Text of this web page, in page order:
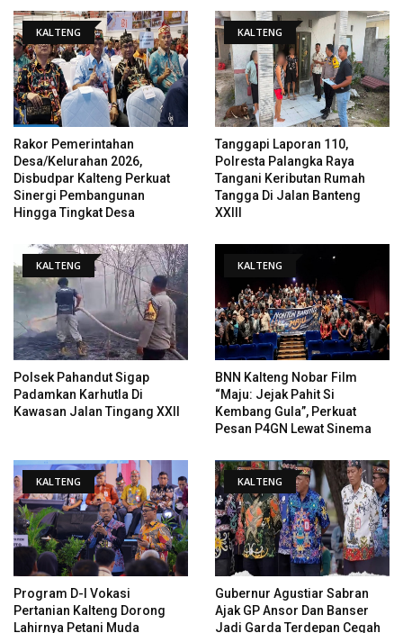
KALTENG
Rakor Pemerintahan
Desa/Kelurahan 2026,
Disbudpar Kalteng Perkuat
Sinergi Pembangunan
Hingga Tingkat Desa
KALTENG
Tanggapi Laporan 110,
Polresta Palangka Raya
Tangani Keributan Rumah
Tangga Di Jalan Banteng
XXIII
KALTENG
Polsek Pahandut Sigap
Padamkan Karhutla Di
Kawasan Jalan Tingang XXII
KALTENG
BNN Kalteng Nobar Film
“Maju: Jejak Pahit Si
Kembang Gula”, Perkuat
Pesan P4GN Lewat Sinema
KALTENG
Program D-I Vokasi
Pertanian Kalteng Dorong
Lahirnya Petani Muda
KALTENG
Gubernur Agustiar Sabran
Ajak GP Ansor Dan Banser
Jadi Garda Terdepan Cegah